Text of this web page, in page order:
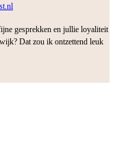
gesprekken en jullie loyaliteit
Dat zou ik ontzettend leuk